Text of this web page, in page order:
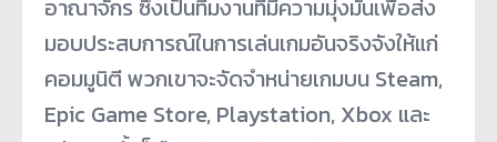
อาณาจักร ซึ่งเป็นทีมงานที่มีความมุ่งมั่นเพื่อส่ง
มอบประสบการณ์ในการเล่นเกมอันจริงจังให้แก่
คอมมูนิตี พวกเขาจะจัดจำหน่ายเกมบน Steam,
Epic Game Store, Playstation, Xbox และ